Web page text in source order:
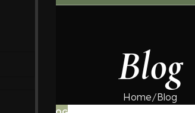
Blog
Home Blog